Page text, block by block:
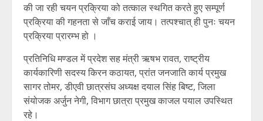
की जा रही चयन प्रक्रिया को तत्काल स्थगित करते हुए सम्पूर्ण
प्रक्रिया की गहनता से जाँच कराई जाय। तत्पश्चात् ही पुनः चयन
प्रक्रिया प्रारम्भ हो ।
प्रतिनिधि मण्डल में प्रदेश सह मंत्री ऋषभ रावत, राष्ट्रीय
कार्यकारिणी सदस्य किरन कठायत, प्रांत जनजाति कार्य प्रमुख
सागर तोमर, डीएवी छात्रसंघ अध्यक्ष दयाल सिंह बिष्ट, जिला
संयोजक अर्जुन नेगी, विभाग छात्रा प्रमुख काजल पयाल उपस्थित
रहे।